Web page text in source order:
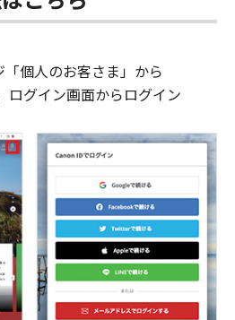
個人のお客さま」から
ログイン画面からログイン